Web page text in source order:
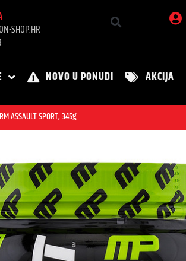
SHOP.HR
NOVO U PONUDI AKCIJA
ASSAULT SPORT, 345g